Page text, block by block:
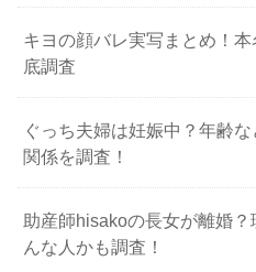
キヨの顔バレ実写まとめ！
底調査
ぐっち夫婦は妊娠中？年齢
関係を調査！
助産師hisakoの長女が離婚
んな人かも調査！